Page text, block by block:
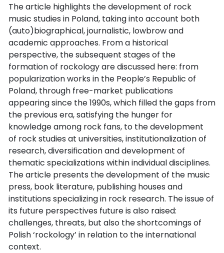
The article highlights the development of rock
music studies in Poland, taking into account both
(auto)biographical, journalistic, lowbrow and
academic approaches. From a historical
perspective, the subsequent stages of the
formation of rockology are discussed here: from
popularization works in the People’s Republic of
Poland, through free-market publications
appearing since the 1990s, which filled the gaps from
the previous era, satisfying the hunger for
knowledge among rock fans, to the development
of rock studies at universities, institutionalization of
research, diversification and development of
thematic specializations within individual disciplines.
The article presents the development of the music
press, book literature, publishing houses and
institutions specializing in rock research. The issue of
its future perspectives future is also raised:
challenges, threats, but also the shortcomings of
Polish ‘rockology’ in relation to the international
context.